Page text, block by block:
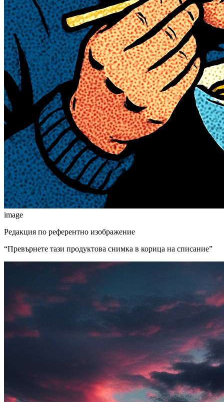
image
Редакция по референтно изображение
“Превърнете тази продуктова снимка в корица на списание”